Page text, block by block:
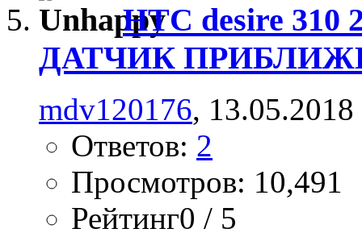
HTC desire
ДАТЧИК
mdv120176,
Ответов: 2
Просмотров: 10,491
Рейтинг0 / 5